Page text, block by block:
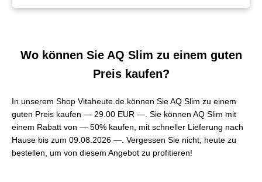
Wo können Sie AQ Slim zu einem guten
Preis kaufen?
In unserem Shop Vitaheute.de können Sie AQ Slim zu einem
guten Preis kaufen — 29.00 EUR — . Sie können AQ Slim mit
einem Rabatt von — 50% kaufen, mit schneller Lieferung nach
Hause bis zum 09.08.2026 —. Vergessen Sie nicht, heute zu
bestellen, um von diesem Angebot zu profitieren!